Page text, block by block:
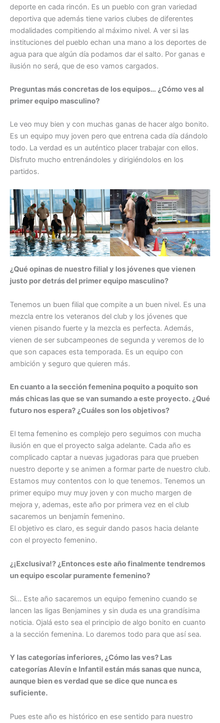
deporte en cada rincón. Es un pueblo con gran variedad
deportiva que además tiene varios clubes de diferentes
modalidades compitiendo al máximo nivel. A ver si las
instituciones del pueblo echan una mano a los deportes de
agua para que algún día podamos dar el salto. Por ganas e
ilusión no será, que de eso vamos cargados.
Preguntas más concretas de los equipos… ¿Cómo ves al
primer equipo masculino?
Le veo muy bien y con muchas ganas de hacer algo bonito.
Es un equipo muy joven pero que entrena cada día dándolo
todo. La verdad es un auténtico placer trabajar con ellos.
Disfruto mucho entrenándoles y dirigiéndolos en los
partidos.
¿Qué opinas de nuestro filial y los jóvenes que vienen
justo por detrás del primer equipo masculino?
Tenemos un buen filial que compite a un buen nivel. Es una
mezcla entre los veteranos del club y los jóvenes que
vienen pisando fuerte y la mezcla es perfecta. Además,
vienen de ser subcampeones de segunda y veremos de lo
que son capaces esta temporada. Es un equipo con
ambición y seguro que quieren más.
En cuanto a la sección femenina poquito a poquito son
más chicas las que se van sumando a este proyecto. ¿Qué
futuro nos espera? ¿Cuáles son los objetivos?
El tema femenino es complejo pero seguimos con mucha
ilusión en que el proyecto salga adelante. Cada año es
complicado captar a nuevas jugadoras para que prueben
nuestro deporte y se animen a formar parte de nuestro club.
Estamos muy contentos con lo que tenemos. Tenemos un
primer equipo muy muy joven y con mucho margen de
mejora y, ademas, este año por primera vez en el club
sacaremos un benjamín femenino.
El objetivo es claro, es seguir dando pasos hacia delante
con el proyecto femenino.
¿¡Exclusiva!? ¿Entonces este año finalmente tendremos
un equipo escolar puramente femenino?
Si… Este año sacaremos un equipo femenino cuando se
lancen las ligas Benjamines y sin duda es una grandísima
noticia. Ojalá esto sea el principio de algo bonito en cuanto
a la sección femenina. Lo daremos todo para que así sea.
Y las categorías inferiores, ¿Cómo las ves? Las
categorías Alevín e Infantil están más sanas que nunca,
aunque bien es verdad que se dice que nunca es
suficiente.
Pues este año es histórico en ese sentido para nuestro